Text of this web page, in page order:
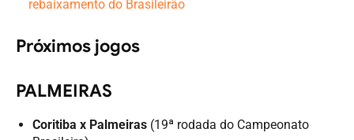
rebaixamento do Brasileirão
Próximos jogos
PALMEIRAS
Coritiba x Palmeiras (19ª rodada do Campeonato